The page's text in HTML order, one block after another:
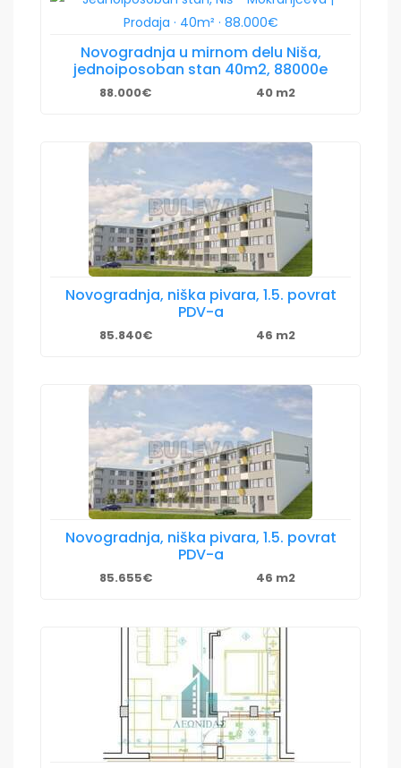
Novogradnja u mirnom delu Niša,
jednoiposoban stan 40m2, 88000e
88.000€ 40 m2
Novogradnja, niška pivara, 1.5. povrat
PDV-a
85.840€ 46 m2
Novogradnja, niška pivara, 1.5. povrat
PDV-a
85.655€ 46 m2